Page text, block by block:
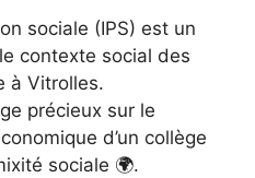
sociale (IPS) est un
contexte social des
à Vitrolles.
précieux sur le
d’un collège
sociale 🌍.